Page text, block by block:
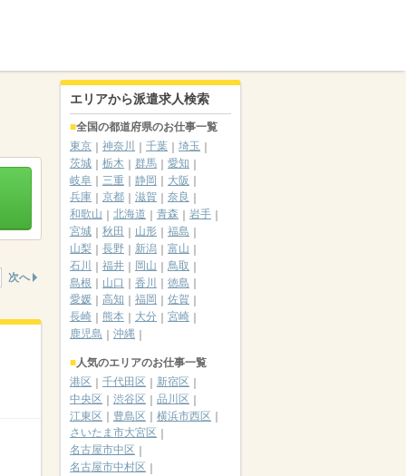
次へ
エリアから派遣求人検索
全国の都道府県のお仕事一覧
東京
神奈川 千葉
埼玉
茨城
栃木 群馬
愛知
岐阜
三重 静岡
大阪
兵庫
京都 滋賀
奈良
和歌山
北海道 青森
岩手
宮城
秋田 山形
福島
山梨
長野 新潟
富山
石川
福井 岡山
鳥取
島根
山口 香川
徳島
愛媛
高知 福岡
佐賀
長崎
熊本 大分
宮崎
鹿児島
沖縄
人気のエリアのお仕事一覧
港区
千代田区
新宿区
中央区
渋谷区
品川区
江東区
豊島区
横浜市西区
さいたま市大宮区
名古屋市中区
名古屋市中村区